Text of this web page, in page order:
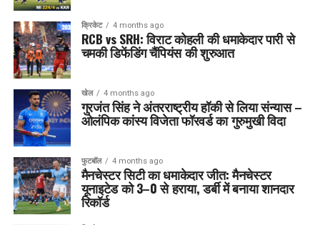
क्रिकेट 4 months ago
RCB vs SRH: विराट कोहली की धमाकेदार पारी से
चमकी डिफेंडिंग चैंपियंस की शुरुआत
खेल 4 months ago
गुरजंत सिंह ने अंतरराष्ट्रीय हॉकी से लिया संन्यास –
ओलंपिक कांस्य विजेता फॉरवर्ड का गुरुमुखी विदा
फुटबॉल 4 months ago
मैनचेस्टर सिटी का धमाकेदार जीत: मैनचेस्टर
यूनाइटेड को 3–0 से हराया, डर्बी में बनाया शानदार
रिकॉर्ड